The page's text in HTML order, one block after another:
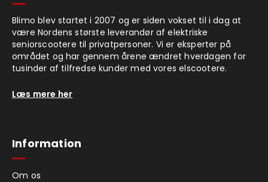
Blimo blev startet i 2007 og er siden vokset til i dag at
være Nordens største leverandør af elektriske
seniorscootere til privatpersoner. Vi er eksperter på
området og har gennem årene ændret hverdagen for
tusinder af tilfredse kunder med vores elscootere.
Læs mere her
Information
Om os